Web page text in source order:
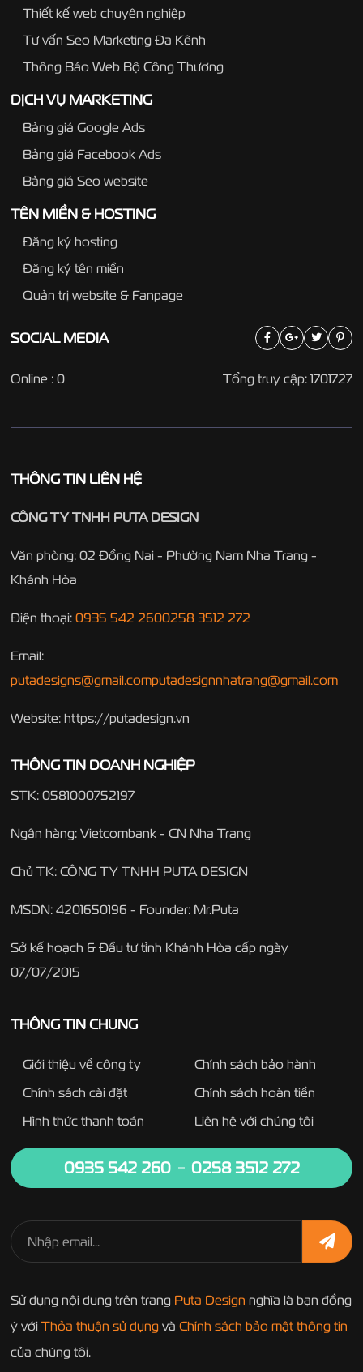
Thiết kế web chuyên nghiệp
Tư vấn Seo Marketing Đa Kênh
Thông Báo Web Bộ Công Thương
DỊCH VỤ MARKETING
Bảng giá Google Ads
Bảng giá Facebook Ads
Bảng giá Seo website
TÊN MIỀN & HOSTING
Đăng ký hosting
Đăng ký tên miền
Quản trị website & Fanpage
SOCIALMEDIA
Tổng truy cập: 1701727
Online : 0
THÔNG TIN LIÊN HỆ
CÔNG TY TNHH PUTA DESIGN
Văn phòng: 02 Đồng Nai - Phường Nam Nha Trang -
Khánh Hòa
Điện thoại: 0935 542 2600258 3512 272
Email:
putadesigns@gmail.computadesignnhatrang@gmail.com
Website: https://putadesign.vn
THÔNG TIN DOANH NGHIỆP
STK: 0581000752197
Ngân hàng: Vietcombank - CN Nha Trang
Chủ TK: CÔNG TY TNHH PUTA DESIGN
MSDN: 4201650196 - Founder: Mr.Puta
Sở kế hoạch & Đầu tư tỉnh Khánh Hòa cấp ngày
07/07/2015
THÔNG TIN CHUNG
Giới thiệu về công ty
Chính sách bảo hành
Chính sách cài đặt
Chính sách hoàn tiền
Hình thức thanh toán
Liên hệ với chúng tôi
0935 542 260 0258 3512 272
Sử dụng nội dung trên trang Puta Design nghĩa là bạn đồng
ý với Thỏa thuận sử dụngvà Chính sách bảo mật thông tin
của chúng tôi.